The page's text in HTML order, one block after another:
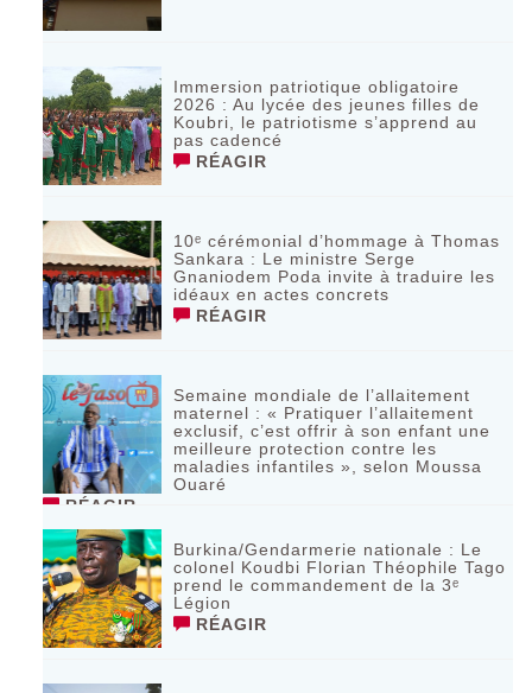
Immersion patriotique obligatoire
2026 : Au lycée des jeunes filles de
Koubri, le patriotisme s’apprend au
pas cadencé
RÉAGIR
10ᵉ cérémonial d’hommage à Thomas
Sankara : Le ministre Serge
Gnaniodem Poda invite à traduire les
idéaux en actes concrets
RÉAGIR
Semaine mondiale de l’allaitement
maternel : « Pratiquer l’allaitement
exclusif, c’est offrir à son enfant une
meilleure protection contre les
maladies infantiles », selon Moussa
Ouaré
RÉAGIR
Burkina/Gendarmerie nationale : Le
colonel Koudbi Florian Théophile Tago
prend le commandement de la 3ᵉ
Légion
RÉAGIR